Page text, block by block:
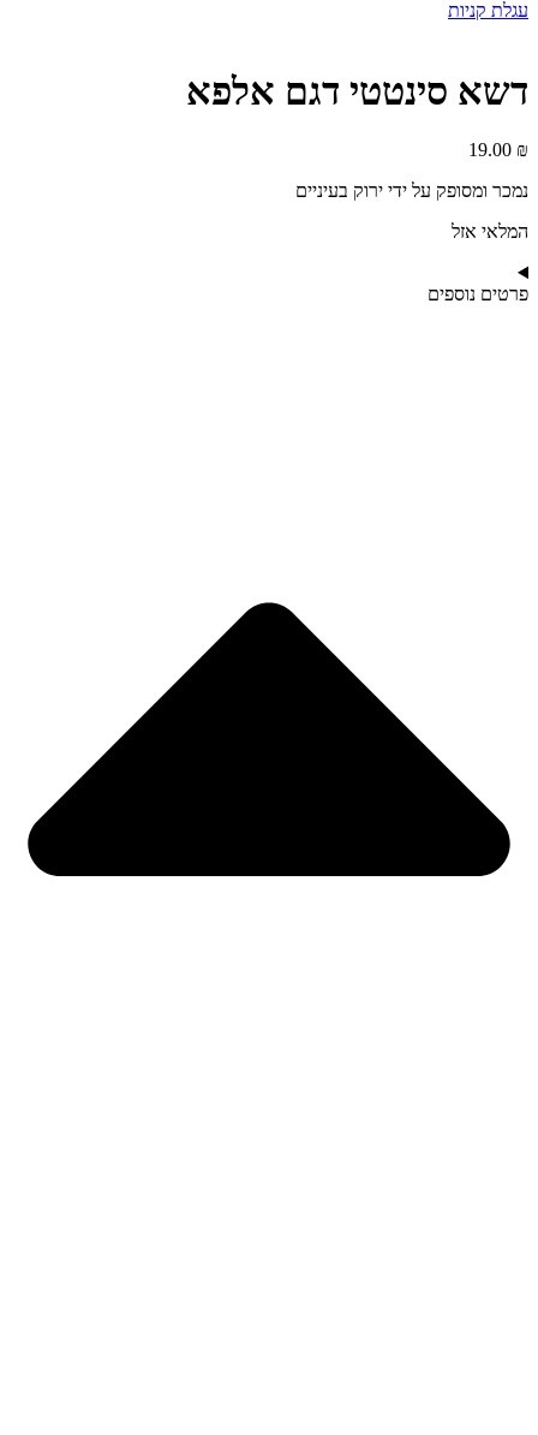
עגלת קניות
דשא סינטטי דגם אלפא
19.00 ₪
נמכר ומסופק על ידי ירוק בעיניים
המלאי אזל
פרטים נוספים